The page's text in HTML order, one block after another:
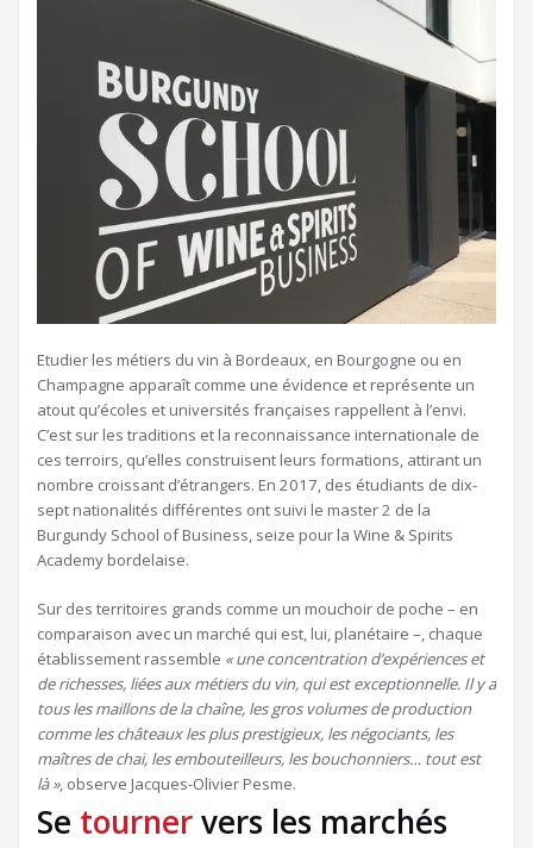
Etudier les métiers du vin à Bordeaux, en Bourgogne ou en
Champagne apparaît comme une évidence et représente un
atout qu’écoles et universités françaises rappellent à l’envi.
C’est sur les traditions et la reconnaissance internationale de
ces terroirs, qu’elles construisent leurs formations, attirant un
nombre croissant d’étrangers. En 2017, des étudiants de dix-
sept nationalités différentes ont suivi le master 2 de la
Burgundy School of Business, seize pour la Wine & Spirits
Academy bordelaise.
Sur des territoires grands comme un mouchoir de poche – en
comparaison avec un marché qui est, lui, planétaire –, chaque
établissement rassemble « une concentration d’expériences et
de richesses, liées aux métiers du vin, qui est exceptionnelle. Il y a
tous les maillons de la chaîne, les gros volumes de production
comme les châteaux les plus prestigieux, les négociants, les
maîtres de chai, les embouteilleurs, les bouchonniers… tout est
là », observe Jacques-Olivier Pesme.
Se tournervers les marchés